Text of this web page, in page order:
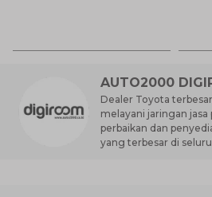
AUTO2000
Dealer Toyota
melayani jaringan jasa
perbaikan dan
yang terbesar di